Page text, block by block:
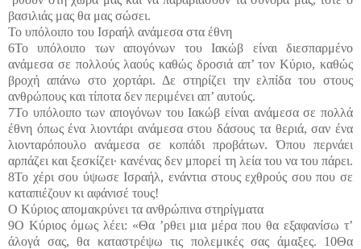
βασιλιάς μας θα μας σώσει.
Το υπόλοιπο του Ισραήλ ανάμεσα στα έθνη
6Το υπόλοιπο των απογόνων του Ιακώβ είναι διεσπαρμένο
ανάμεσα σε πολλούς λαούς καθώς δροσιά απ’ τον Κύριο, καθώς
βροχή απάνω στο χορτάρι. Δε στηρίζει την ελπίδα του στους
ανθρώπους και τίποτα δεν περιμένει απ’ αυτούς.
7Το υπόλοιπο των απογόνων του Ιακώβ είναι ανάμεσα σε πολλά
έθνη όπως ένα λιοντάρι ανάμεσα στου δάσους τα θεριά, σαν ένα
λιονταρόπουλο ανάμεσα σε κοπάδι προβάτων. Όπου περνάει
αρπάζει και ξεσκίζει· κανένας δεν μπορεί τη λεία του να του πάρει.
8Το χέρι σου ύψωσε Ισραήλ, ενάντια στους εχθρούς σου που σε
καταπιέζουν κι αφάνισέ τους!
Ο Κύριος απομακρύνει τα ανθρώπινα στηρίγματα
9Ο Κύριος όμως λέει: «Θα ’ρθει μια μέρα που θα εξαφανίσω τ’
άλογά σας, θα καταστρέψω τις πολεμικές σας άμαξες. 10Θα